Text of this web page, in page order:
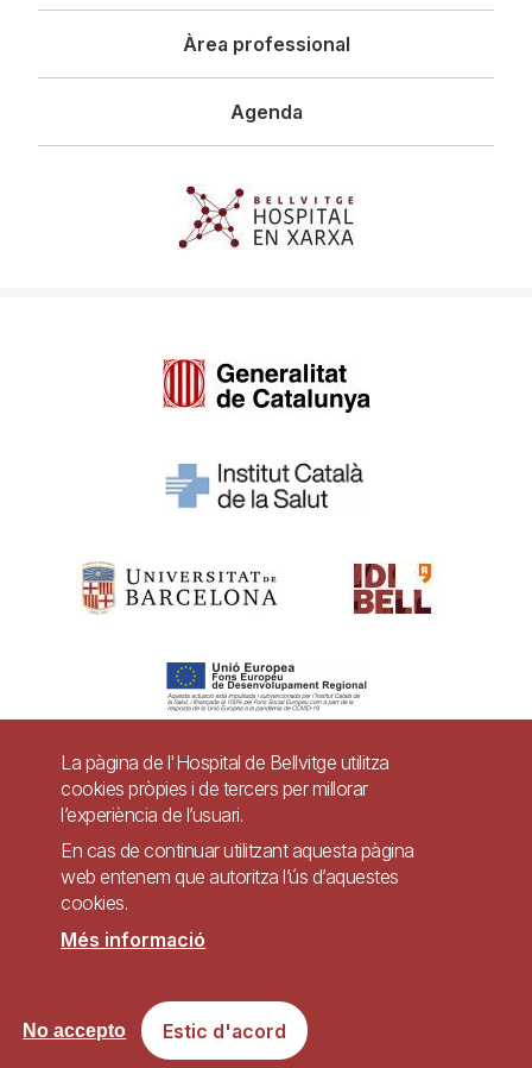
Àrea professional
Agenda
Pie
página
Contacte
Accessibilitat Avís legal Ajuda
Lloc web accessible de conformitat amb el Reial Decret 1112/2018, de 7 de
setembre, sobre accessibilitat dels llocs web i aplicacions per a dispositius
mòbils del sector públic.
La pàgina de l'Hospital de Bellvitge utilitza
cookies pròpies i de tercers per millorar
l’experiència de l’usuari.
En cas de continuar utilitzant aquesta pàgina
web entenem que autoritza l’ús d’aquestes
cookies.
Més informació
Estic d'acord
No accepto